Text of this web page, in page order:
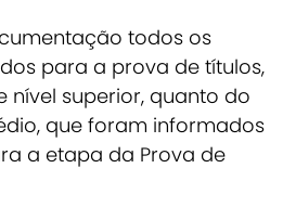
todos os
para a prova de títulos,
nível superior, quanto do
que foram informados
a etapa da Prova de